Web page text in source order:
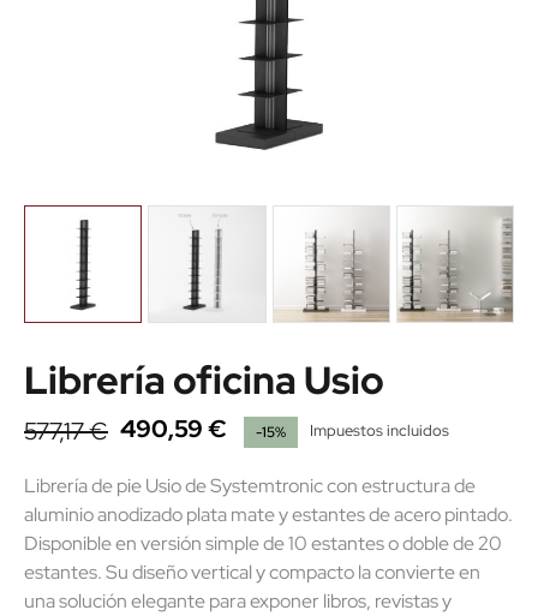
Librería oficina Usio
577,17 € 490,59 € -15% Impuestos incluidos
Librería de pie Usio de Systemtronic con estructura de
aluminio anodizado plata mate y estantes de acero pintado.
Disponible en versión simple de 10 estantes o doble de 20
estantes. Su diseño vertical y compacto la convierte en
una solución elegante para exponer libros, revistas y